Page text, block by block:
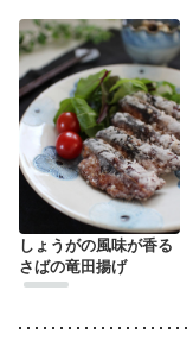
しょうがの風味が香る
さばの竜田揚げ